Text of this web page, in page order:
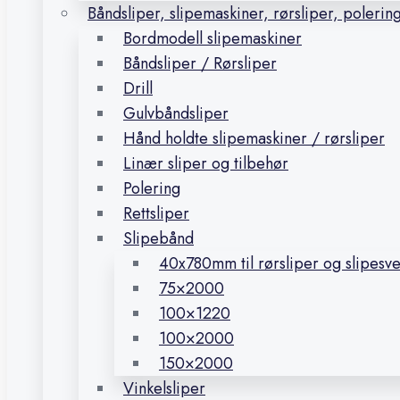
Båndsliper, slipemaskiner, rørsliper,
Bordmodell slipemaskiner
Båndsliper / Rørsliper
Drill
Gulvbåndsliper
Hånd holdte slipemaskiner / rørsliper
Linær sliper og tilbehør
Polering
Rettsliper
Slipebånd
40x780mm til rørsliper og
75×2000
100×1220
100×2000
150×2000
Vinkelsliper